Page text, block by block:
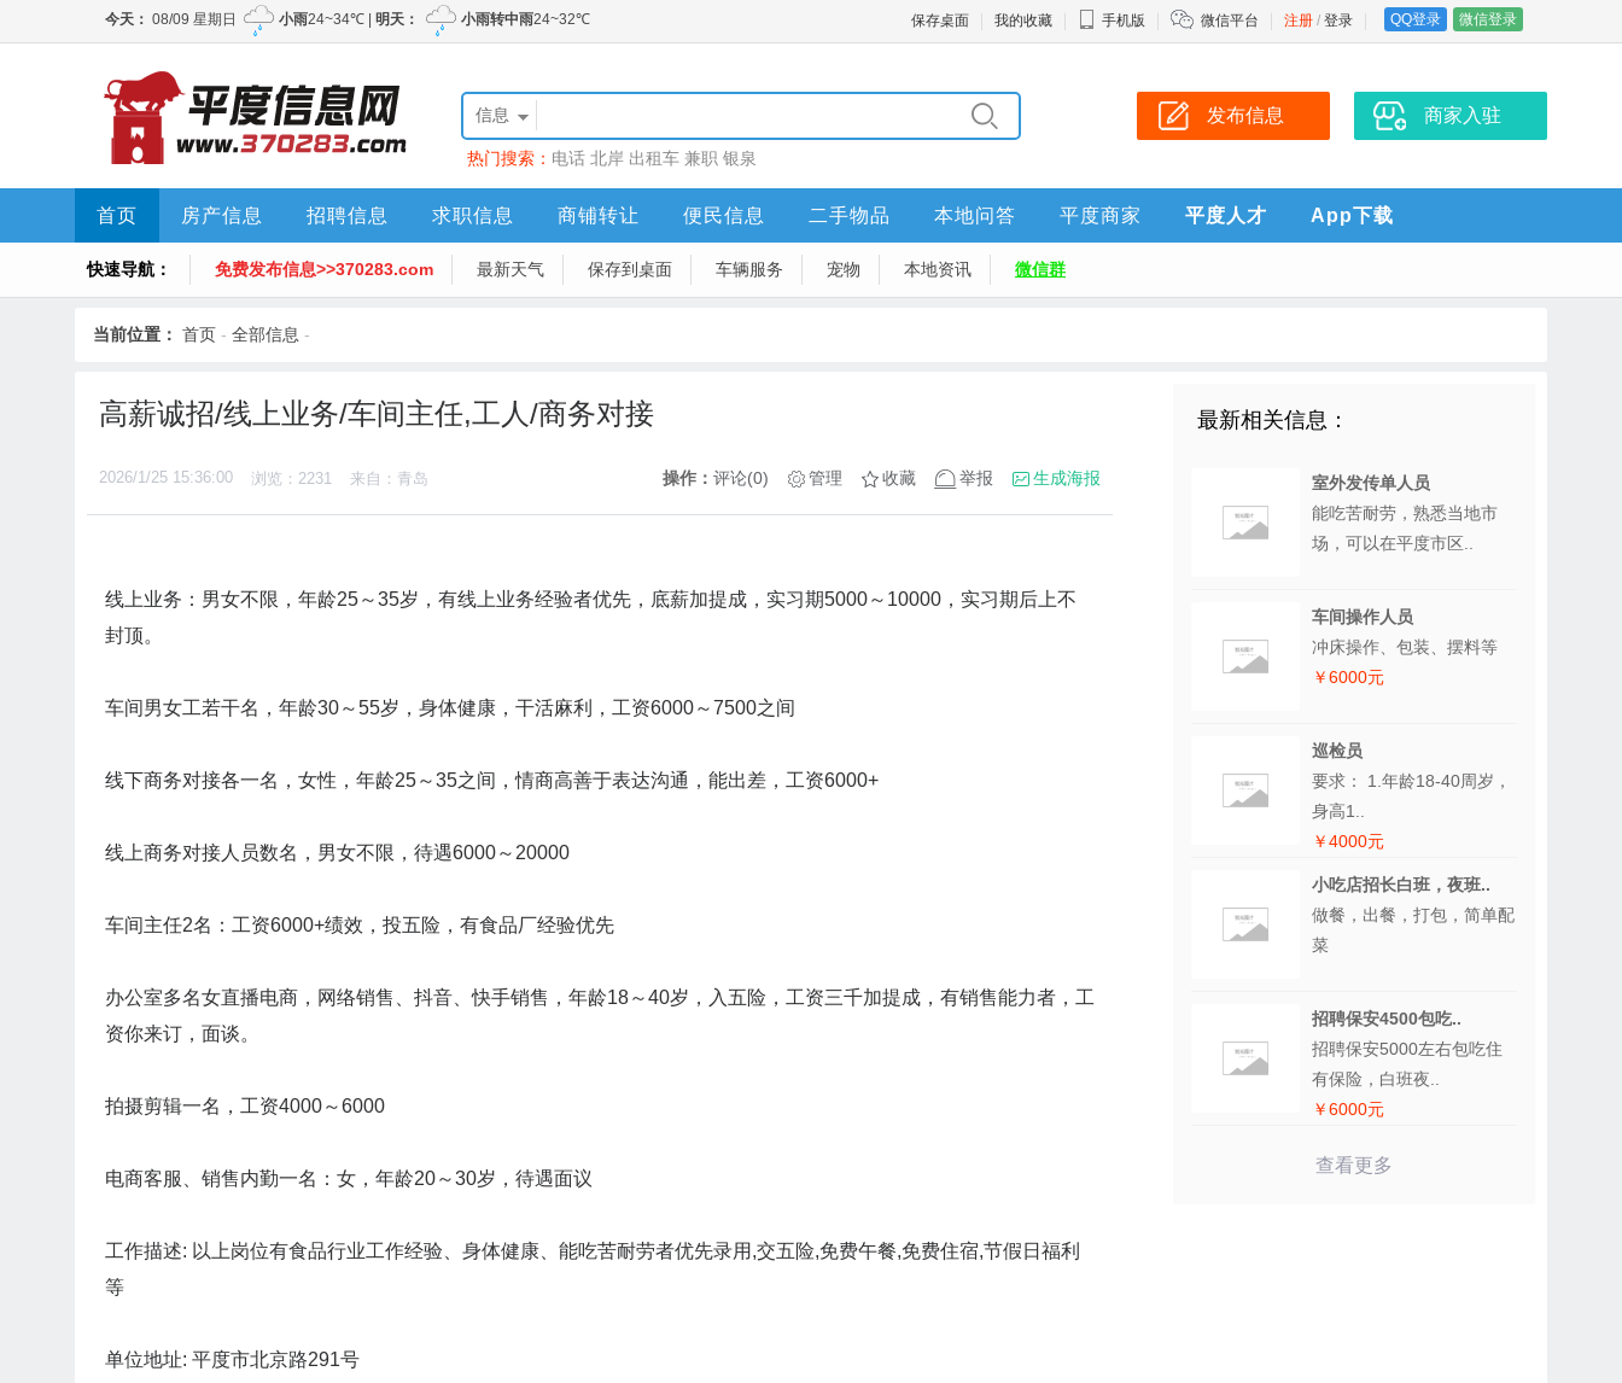
注册 / 登录 QQ登录 微信登录
保存桌面 我的收藏 手机版 微信平台
信息
热门搜索： 电话 北岸 出租车 兼职 银泉
发布信息 商家入驻
首页 房产信息 招聘信息 求职信息 商铺转让 便民信息 二手物品 本地问答 平度商家 平度人才 App下载
快速导航： 免费发布信息>>370283.com 最新天气 保存到桌面 车辆服务 宠物 本地资讯 微信群
当前位置： 首页 - 全部信息 -
高薪诚招/线上业务/车间主任,工人/商务对接
2026/1/25 15:36:00 浏览：2231 来自：青岛 操作： 评论(0) 管理 收藏 举报 生成海报
线上业务：男女不限，年龄25～35岁，有线上业务经验者优先，底薪加提成，实习期5000～10000，实习期后上不
封顶。
车间男女工若干名，年龄30～55岁，身体健康，干活麻利，工资6000～7500之间
线下商务对接各一名，女性，年龄25～35之间，情商高善于表达沟通，能出差，工资6000+
线上商务对接人员数名，男女不限，待遇6000～20000
车间主任2名：工资6000+绩效，投五险，有食品厂经验优先
办公室多名女直播电商，网络销售、抖音、快手销售，年龄18～40岁，入五险，工资三千加提成，有销售能力者，工
资你来订，面谈。
拍摄剪辑一名，工资4000～6000
电商客服、销售内勤一名：女，年龄20～30岁，待遇面议
工作描述: 以上岗位有食品行业工作经验、身体健康、能吃苦耐劳者优先录用,交五险,免费午餐,免费住宿,节假日福利
等
单位地址: 平度市北京路291号
最新相关信息：
室外发传单人员
能吃苦耐劳，熟悉当地市
场，可以在平度市区..
车间操作人员
冲床操作、包装、摆料等
￥6000元
巡检员
要求： 1.年龄18-40周岁，
身高1..
￥4000元
小吃店招长白班，夜班..
做餐，出餐，打包，简单配
菜
招聘保安4500包吃..
招聘保安5000左右包吃住
有保险，白班夜..
￥6000元
查看更多